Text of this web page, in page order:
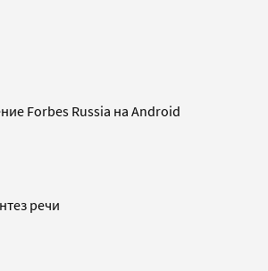
Forbes Russia на Android
речи